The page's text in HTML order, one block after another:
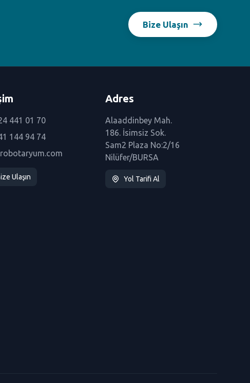
Bize Ulaşın
441 01 70
144 94 74
Ulaşın
Adres
Alaaddinbey Mah.
186. İsimsiz Sok.
Sam2 Plaza No:2/16
Nilüfer/BURSA
Yol Tarifi Al